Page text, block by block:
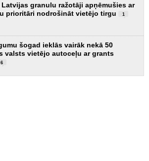
Latvijas granulu ražotāji apņēmušies ar
prioritāri nodrošināt vietējo tirgu
1
šogad ieklās vairāk nekā 50
valsts vietējo autoceļu ar grants
6